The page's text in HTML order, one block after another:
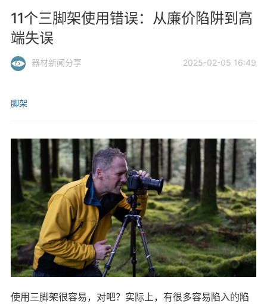
11个三脚架使用错误：从廉价陷阱到高
端失误
器材新闻分享 2025-02-05 16:49
脚架
使用三脚架很容易，对吧？实际上，有很多容易陷入的陷